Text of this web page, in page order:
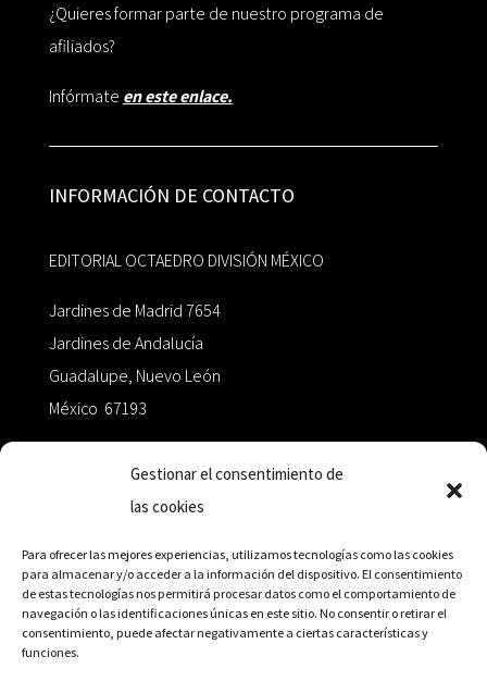
Gestionar el consentimiento de
las cookies
Para ofrecer las mejores experiencias, utilizamos tecnologías como las cookies
para almacenar y/o acceder a la información del dispositivo. El consentimiento
de estas tecnologías nos permitirá procesar datos como el comportamiento de
navegación o las identificaciones únicas en este sitio. No consentir o retirar el
consentimiento, puede afectar negativamente a ciertas características y
funciones.
¿Quieres formar parte de nuestro programa de
afiliados?
Infórmate en este enlace.
INFORMACIÓN DE CONTACTO
EDITORIAL OCTAEDRO DIVISIÓN MÉXICO
Jardines de Madrid 7654
Jardines de Andalucía
Guadalupe, Nuevo León
México 67193
+52 811.499.5638
RED DE DISTRIBUCIÓN
Distribuidores en México y Octaedro internacional